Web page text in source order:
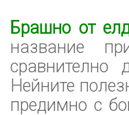
Брашно от
название
сравнително
Нейните
предимно с